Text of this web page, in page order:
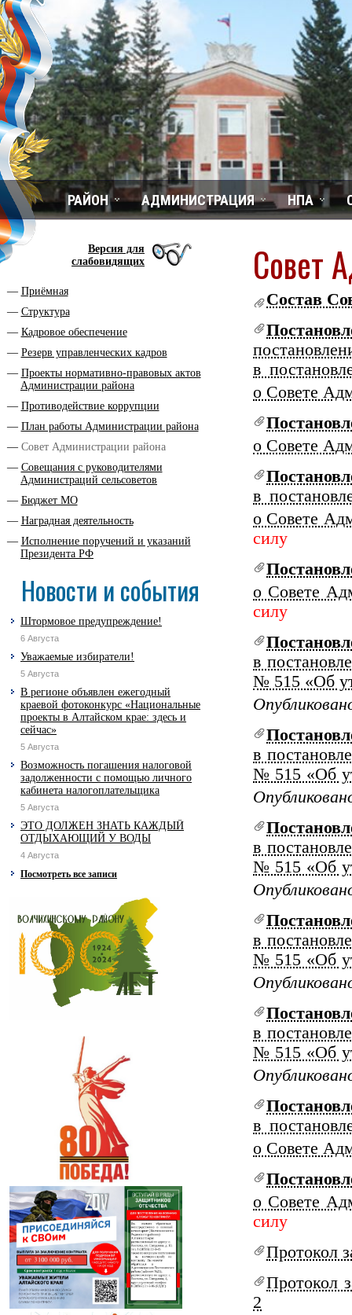
РАЙОН АДМИНИСТРАЦИЯ НПА
Версия для
слабовидящих
Приёмная
Структура
Кадровое обеспечение
Резерв управленческих кадров
Проекты нормативно-правовых актов
Администрации района
Противодействие коррупции
План работы Администрации района
Совет Администрации района
Совещания с руководителями
Администраций сельсоветов
Бюджет МО
Наградная деятельность
Исполнение поручений и указаний
Президента РФ
Новости и события
Штормовое предупреждение!
6 Августа
Уважаемые избиратели!
5 Августа
В регионе объявлен ежегодный
краевой фотоконкурс «Национальные
проекты в Алтайском крае: здесь и
сейчас»
5 Августа
Возможность погашения налоговой
задолженности с помощью личного
кабинета налогоплательщика
5 Августа
ЭТО ДОЛЖЕН ЗНАТЬ КАЖДЫЙ
ОТДЫХАЮЩИЙ У ВОДЫ
4 Августа
Посмотреть все записи
Совет
Состав
в
о Совете
о Совете
в
о Совете
силу
о Совете
силу
в
№ 515 «Об
в
№ 515 «Об
в
№ 515 «Об
в
№ 515 «Об
в
№ 515 «Об
в
о Совете
о Совете
силу
Протокол
Протокол
2